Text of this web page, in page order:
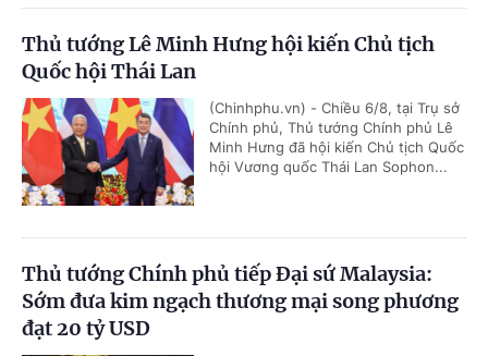
Thủ tướng Lê Minh Hưng hội kiến Chủ tịch
Quốc hội Thái Lan
(Chinhphu.vn) - Chiều 6/8, tại Trụ sở
Chính phủ, Thủ tướng Chính phủ Lê
Minh Hưng đã hội kiến Chủ tịch Quốc
hội Vương quốc Thái Lan Sophon...
Thủ tướng Chính phủ tiếp Đại sứ Malaysia:
Sớm đưa kim ngạch thương mại song phương
đạt 20 tỷ USD